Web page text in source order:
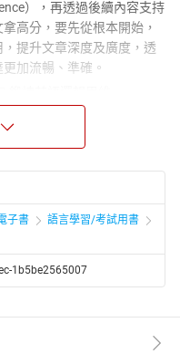
），再透過後續內容支持
高分，要先從根本開始，
提升文章深度及廣度，透
加流暢、準確。
升段落結構能力
力
個重點單元：「翻譯寫作」
英翻譯技巧與增進寫作能
的基本架構。
的英文句子。
以先自行翻譯，再翻到下一
子書
語言學習/考試用書
1b5be2565007